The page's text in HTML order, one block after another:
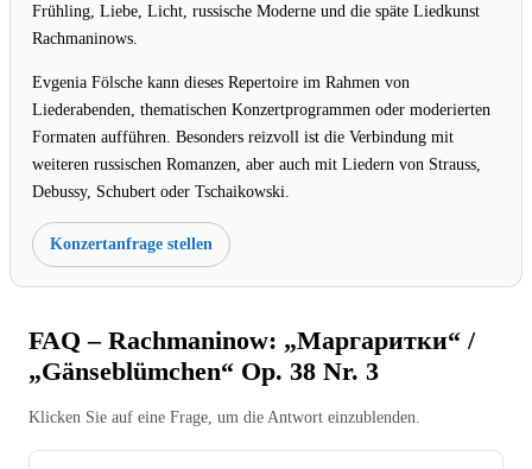
Frühling, Liebe, Licht, russische Moderne und die späte Liedkunst
Rachmaninows.
Evgenia Fölsche kann dieses Repertoire im Rahmen von
Liederabenden, thematischen Konzertprogrammen oder moderierten
Formaten aufführen. Besonders reizvoll ist die Verbindung mit
weiteren russischen Romanzen, aber auch mit Liedern von Strauss,
Debussy, Schubert oder Tschaikowski.
Konzertanfrage stellen
FAQ – Rachmaninow: „Маргаритки“ /
„Gänseblümchen“ Op. 38 Nr. 3
Klicken Sie auf eine Frage, um die Antwort einzublenden.